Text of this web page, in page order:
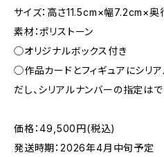
サイズ：高さ11.5cm×幅7.2cm×奥
素材：ポリストーン
◯オリジナルボックス付き
◯作品カードとフィギュアにシリ
だし、シリアルナンバーの指定はで
価格：49,500円(税込)
発送時期：2026年4月中旬予定